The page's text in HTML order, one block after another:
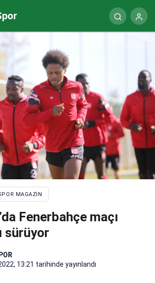
MAGAZIN
Fenerbahçe maçı
sürüyor
13:21 tarihinde yayınlandı
Off-Road coşkusu